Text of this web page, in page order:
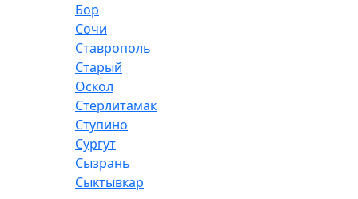
Бор
Сочи
Ставрополь
Старый
Оскол
Стерлитамак
Ступино
Сургут
Сызрань
Сыктывкар